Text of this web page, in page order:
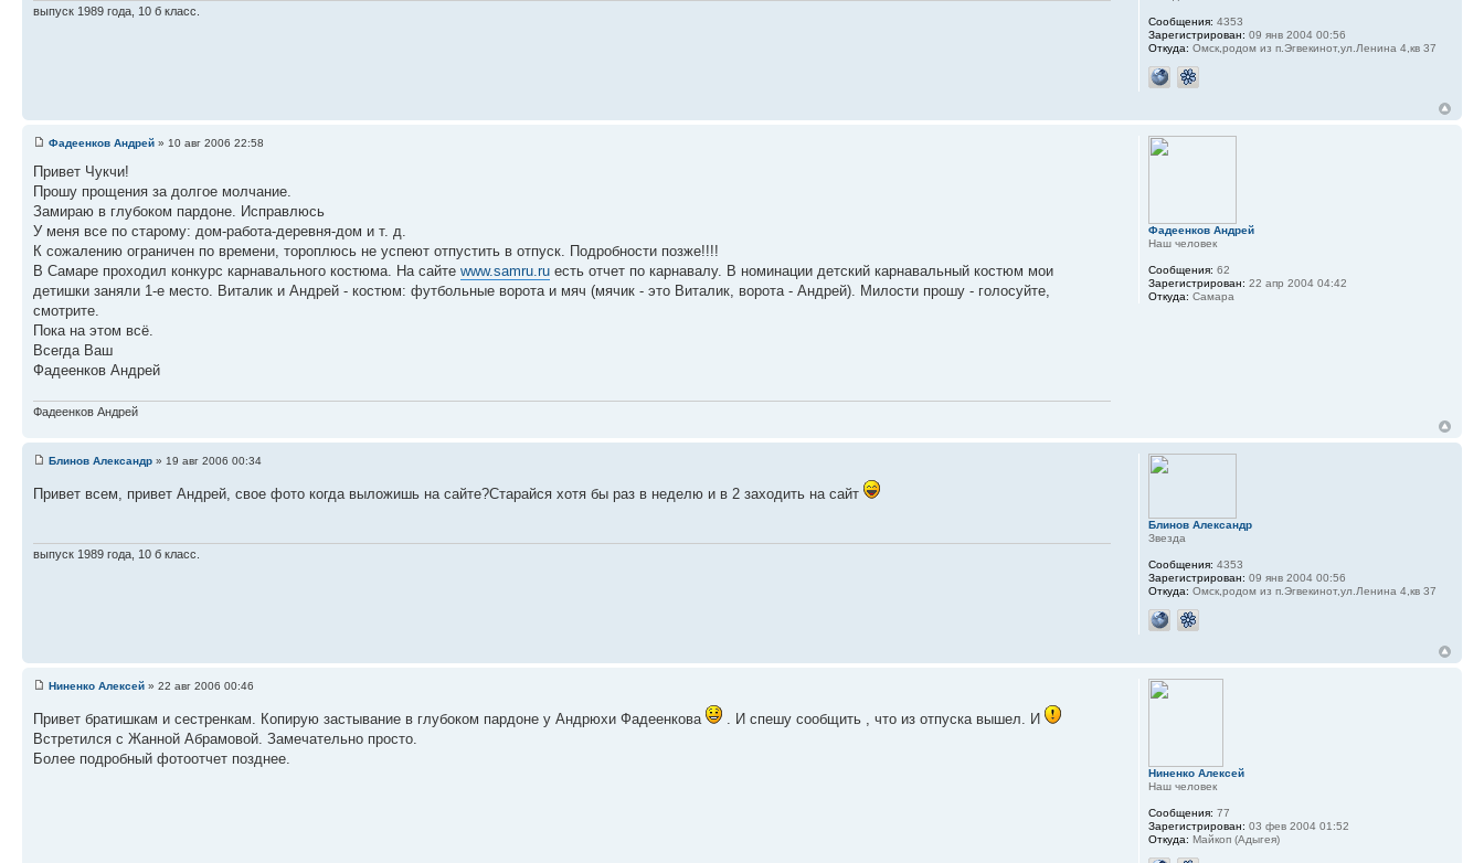
выпуск 1989 года, 10 б класс.
Сообщения: 4353
Зарегистрирован: 09 янв 2004 00:56
Откуда: Омск,родом из п.Эгвекинот,ул.Ленина 4,кв 37
Фадеенков Андрей » 10 авг 2006 22:58
Привет Чукчи!
Прошу прощения за долгое молчание.
Замираю в глубоком пардоне. Исправлюсь
У меня все по старому: дом-работа-деревня-дом и т. д.
К сожалению ограничен по времени, тороплюсь не успеют отпустить в отпуск. Подробности позже!!!!
В Самаре проходил конкурс карнавального костюма. На сайте www.samru.ru есть отчет по карнавалу. В номинации детский карнавальный костюм мои
детишки заняли 1-е место. Виталик и Андрей - костюм: футбольные ворота и мяч (мячик - это Виталик, ворота - Андрей). Милости прошу - голосуйте,
смотрите.
Пока на этом всё.
Всегда Ваш
Фадеенков Андрей
Фадеенков Андрей
Фадеенков Андрей
Наш человек
Сообщения: 62
Зарегистрирован: 22 апр 2004 04:42
Откуда: Самара
Блинов Александр » 19 авг 2006 00:34
Привет всем, привет Андрей, свое фото когда выложишь на сайте?Старайся хотя бы раз в неделю и в 2 заходить на сайт
выпуск 1989 года, 10 б класс.
Блинов Александр
Звезда
Сообщения: 4353
Зарегистрирован: 09 янв 2004 00:56
Откуда: Омск,родом из п.Эгвекинот,ул.Ленина 4,кв 37
Ниненко Алексей » 22 авг 2006 00:46
Привет братишкам и сестренкам. Копирую застывание в глубоком пардоне у Андрюхи Фадеенкова
. И спешу сообщить , что из отпуска вышел. И
Встретился с Жанной Абрамовой. Замечательно просто.
Более подробный фотоотчет позднее.
Ниненко Алексей
Наш человек
Сообщения: 77
Зарегистрирован: 03 фев 2004 01:52
Откуда: Майкоп (Адыгея)